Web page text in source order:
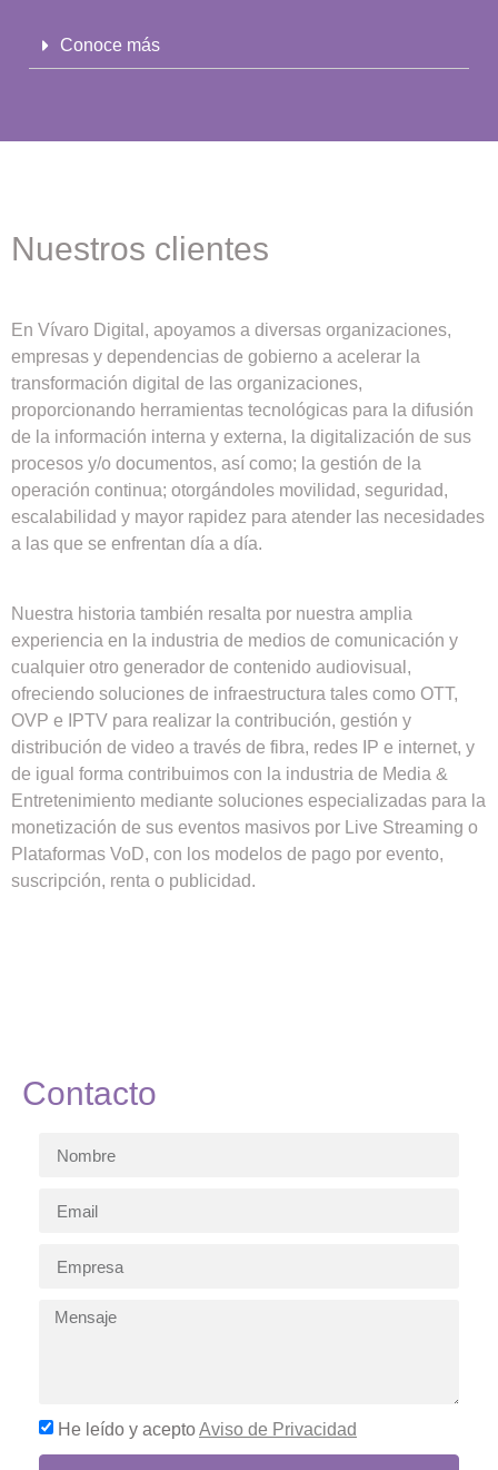
Conoce más
Nuestros clientes
En Vívaro Digital, apoyamos a diversas organizaciones,
empresas y dependencias de gobierno a acelerar la
transformación digital de las organizaciones,
proporcionando herramientas tecnológicas para la difusión
de la información interna y externa, la digitalización de sus
procesos y/o documentos, así como; la gestión de la
operación continua; otorgándoles movilidad, seguridad,
escalabilidad y mayor rapidez para atender las necesidades
a las que se enfrentan día a día.
Nuestra historia también resalta por nuestra amplia
experiencia en la industria de medios de comunicación y
cualquier otro generador de contenido audiovisual,
ofreciendo soluciones de infraestructura tales como OTT,
OVP e IPTV para realizar la contribución, gestión y
distribución de video a través de fibra, redes IP e internet, y
de igual forma contribuimos con la industria de Media &
Entretenimiento mediante soluciones especializadas para la
monetización de sus eventos masivos por Live Streaming o
Plataformas VoD, con los modelos de pago por evento,
suscripción, renta o publicidad.
Contacto
He leído y aceptoAviso de Privacidad